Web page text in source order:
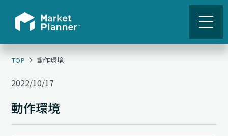
TOP 動作環境
2022/10/17
動作環境